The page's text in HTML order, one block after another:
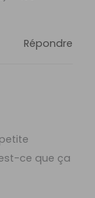
Répondre
ce que ça